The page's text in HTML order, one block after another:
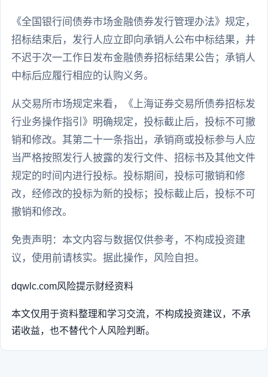
《全国银行间债券市场金融债券发行管理办法》规定，
招标结束后，发行人应立即向承销人公布中标结果，并
不迟于次一工作日发布金融债券招标结果公告；承销人
中标后应履行相应的认购义务。
从交易所市场规定来看，《上海证券交易所债券招标发
行业务操作指引》明确规定，投标截止后，投标不可撤
销和修改。其第二十一条指出，承销商或投标参与人应
当严格按照发行人披露的发行文件、招标书及其他文件
规定的时间内进行投标。投标期间，投标可撤销和修
改，经修改的投标为新的投标；投标截止后，投标不可
撤销和修改。
免责声明：本文内容与数据仅供参考，不构成投资建
议，使用前请核实。据此操作，风险自担。
dqwlc.com风险提示财经资料
本文仅用于资料整理和学习交流，不构成投资建议，不承
诺收益，也不替代个人风险判断。